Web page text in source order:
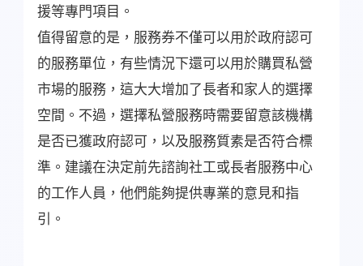
援等專門項目。
值得留意的是，服務券不僅可以用於政府認可
的服務單位，有些情況下還可以用於購買私營
市場的服務，這大大增加了長者和家人的選擇
空間。不過，選擇私營服務時需要留意該機構
是否已獲政府認可，以及服務質素是否符合標
準。建議在決定前先諮詢社工或長者服務中心
的工作人員，他們能夠提供專業的意見和指
引。